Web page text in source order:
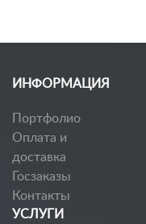
ИНФОРМАЦИЯ
Портфолио
Оплата и
доставка
Госзаказы
Контакты
УСЛУГИ